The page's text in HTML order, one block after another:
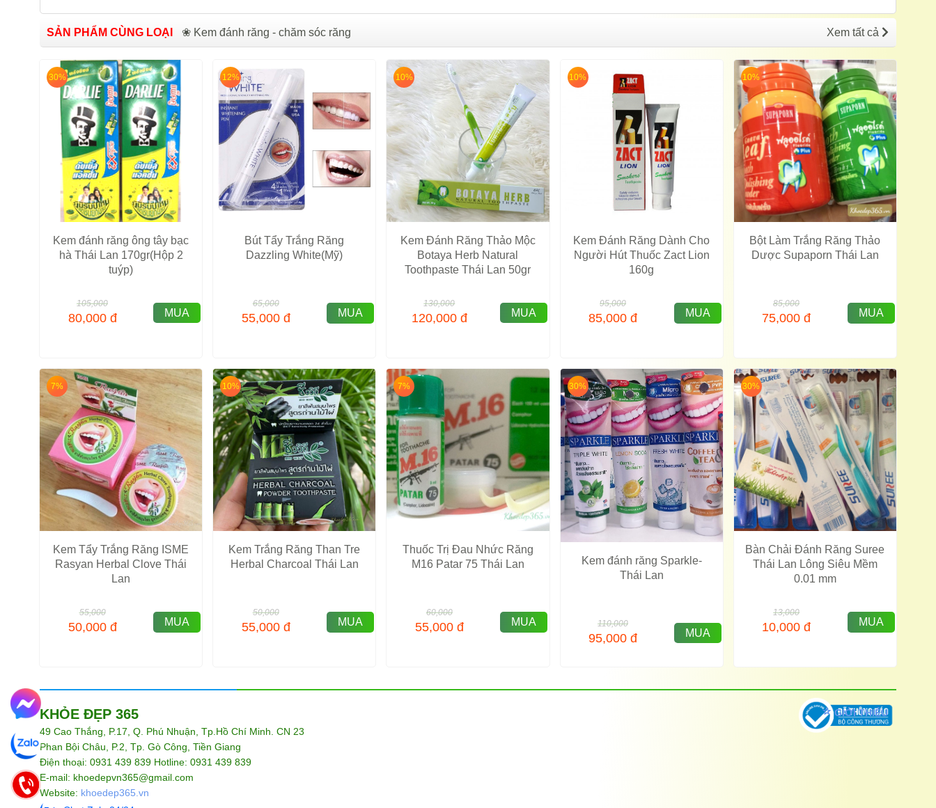
SẢN PHẨM CÙNG LOẠI ❀ Kem đánh răng - chăm sóc răng Xem tất cả
30%
Kem đánh răng ông tây bạc
hà Thái Lan 170gr(Hộp 2
tuýp)
105,000
80,000 đ MUA
12%
Bút Tẩy Trắng Răng
Dazzling White(Mỹ)
65,000
55,000 đ MUA
10%
Kem Đánh Răng Thảo Mộc
Botaya Herb Natural
Toothpaste Thái Lan 50gr
130,000
120,000 đ MUA
10%
Kem Đánh Răng Dành Cho
Người Hút Thuốc Zact Lion
160g
95,000
85,000đ MUA
10%
Bột Làm Trắng Răng Thảo
Dược Supaporn Thái Lan
85,000
75,000đ MUA
7%
Kem Tẩy Trắng Răng ISME
Rasyan Herbal Clove Thái
Lan
55,000
50,000 đ MUA
10%
Kem Trắng Răng Than Tre
Herbal Charcoal Thái Lan
50,000
55,000 đ MUA
7%
Thuốc Trị Đau Nhức Răng
M16 Patar 75 Thái Lan
60,000
55,000 đ MUA
30%
Kem đánh răng Sparkle-
Thái Lan
110,000
95,000đ MUA
30%
Bàn Chải Đánh Răng Suree
Thái Lan Lông Siêu Mềm
0.01 mm
13,000
10,000đ MUA
KHỎE ĐẸP 365
49 Cao Thắng, P.17, Q. Phú Nhuận, Tp.Hồ Chí Minh. CN 23
Phan Bội Châu, P.2, Tp. Gò Công, Tiền Giang
Điện thoại: 0931 439 839 Hotline: 0931 439 839
E-mail: khoedepvn365@gmail.com
Website: khoedep365.vn
GIỚI THIỆU